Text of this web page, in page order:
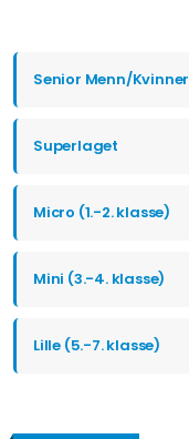
Senior Menn/Kvinner
Superlaget
Micro (1.-2. klasse)
Mini (3.-4. klasse)
Lille (5.-7. klasse)